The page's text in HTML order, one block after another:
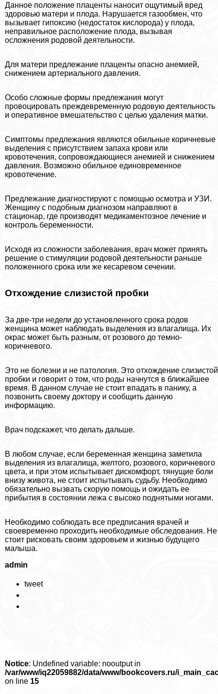
Данное положение плаценты наносит ощутимый вред
здоровью матери и плода. Нарушается газообмен, что
вызывает гипоксию (недостаток кислорода) у плода,
неправильное расположение плода, вызывая
осложнения родовой деятельности.
Для матери предлежание плаценты опасно анемией,
снижением артериального давления.
Особо сложные формы предлежания могут
провоцировать преждевременную родовую деятельность
и оперативное вмешательство с целью удаления матки.
Симптомы предлежания являются обильные коричневые
выделения с присутствием запаха крови или
кровотечения, сопровождающиеся анемией и снижением
давления. Возможно обильное единовременное
кровотечение.
Предлежание диагностируют с помощью осмотра и УЗИ.
Женщину с подобным диагнозом направляют в
стационар, где производят медикаментозное лечение и
контроль беременности.
Исходя из сложности заболевания, врач может принять
решение о стимуляции родовой деятельности раньше
положенного срока или же кесаревом сечении.
Отхождение слизистой пробки
За две-три недели до установленного срока родов
женщина может наблюдать выделения из влагалища. Их
окрас может быть разным, от розового до темно-
коричневого.
Это не болезни и не патология. Это отхождение слизистой
пробки и говорит о том, что роды начнутся в ближайшее
время. В данном случае не стоит впадать в панику, а
позвонить своему доктору и сообщить данную
информацию.
Врач подскажет, что делать дальше.
В любом случае, если беременная женщина заметила
выделения из влагалища, желтого, розового, коричневого
цвета, и при этом испытывает дискомфорт, тянущие боли
внизу живота, не стоит испытывать судьбу. Необходимо
обязательно вызвать скорую помощь и ожидать ее
прибытия в состоянии лежа с высоко поднятыми ногами.
Необходимо соблюдать все предписания врачей и
своевременно проходить необходимые обследования. Не
стоит рисковать своим здоровьем и жизнью будущего
малыша.
admin
tweet
Notice: Undefined variable: nooutput in
/var/www/iq22059882/data/www/bookcovers.ru/
on line 15